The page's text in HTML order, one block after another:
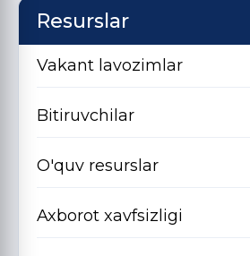
Resurslar
Vakant lavozimlar
Bitiruvchilar
O'quv resurslar
Axborot xavfsizligi